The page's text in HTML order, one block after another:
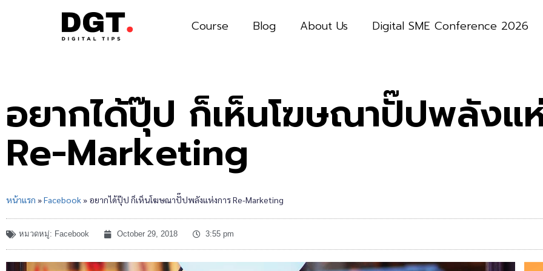
Course Blog About Us Digital SME Conference 2026
อยากได้ปุ๊ป ก็เห็นโฆษณาปั๊ปพลังแ
Re-Marketing
หน้าแรก »Facebook» อยากได้ปุ๊ป ก็เห็นโฆษณาปั๊ปพลังแห่งการ Re-Marketing
หมวดหมู่: Facebook October 29, 2018 3:55 pm